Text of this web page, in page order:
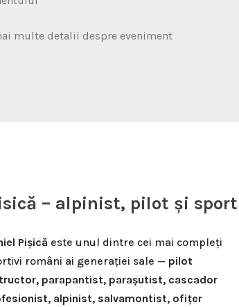
– alpinist, pilot și
Pișică este unul dintre cei mai compleți
români ai generației sale — pilot
parapantist, parașutist, cascador
alpinist, salvamontist, ofițer